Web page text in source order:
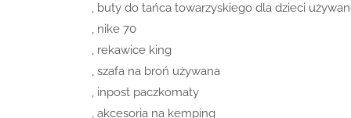
, buty do tańca towarzyskiego dla dzieci
, nike 70
, rekawice king
, szafa na broń używana
, inpost paczkomaty
, akcesoria na kemping